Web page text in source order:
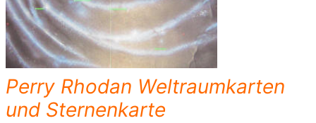
Perry Rhodan Weltraumkarten
und Sternenkarte